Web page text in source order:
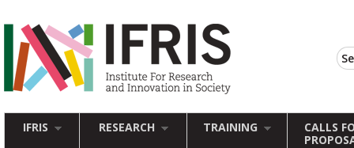
IFRIS RESEARCH TRAINING
CALLS